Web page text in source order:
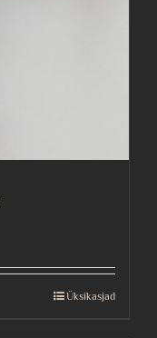
Üksikasjad